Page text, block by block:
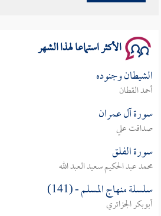
الأكثر استماعا لهذا الشهر
الشيطان وجنوده
أحمد القطان
سورة آل عمران
صداقت علي
سورة الفلق
محمد عبد الحكيم سعيد العبد الله
سلسلة منهاج المسلم - (141)
أبوبكر الجزائري